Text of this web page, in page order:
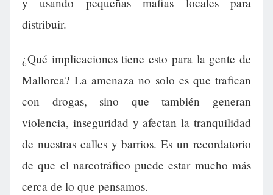
distribuir.
¿Qué implicaciones tiene esto para la gente de
Mallorca? La amenaza no solo es que trafican
con drogas, sino que también generan
violencia, inseguridad y afectan la tranquilidad
de nuestras calles y barrios. Es un recordatorio
de que el narcotráfico puede estar mucho más
cerca de lo que pensamos.